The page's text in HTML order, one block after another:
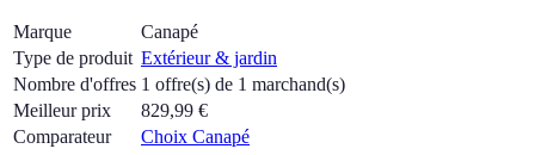
Marque
Canapé
Type de produit Extérieur & jardin
Nombre d'offres 1 offre(s) de 1 marchand(s)
Meilleur prix
829,99 €
Comparateur
Choix Canapé